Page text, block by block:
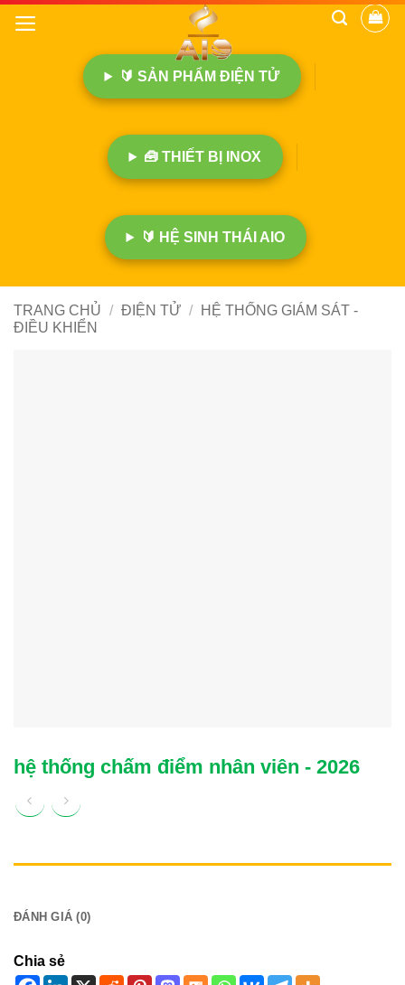
🔰 SẢN PHẨM ĐIỆN TỬ
🧰 THIẾT BỊ INOX
🔰 HỆ SINH THÁI AIO
TRANG CHỦ / ĐIỆN TỬ /
HỆ THỐNG GIÁM SÁT -
ĐIỀU KHIỂN
hệ thống chấm điểm nhân viên - 2026
ĐÁNH GIÁ (0)
Chia sẻ